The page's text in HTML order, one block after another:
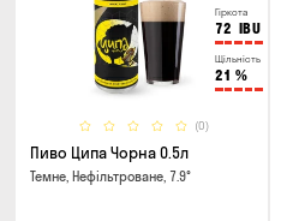
Гіркота
72 IBU
Щільність
21 %
(0)
Пиво Ципа Чорна 0.5л
Темне, Нефільтроване, 7.9°